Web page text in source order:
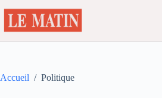
au
contenu
Accueil / Politique